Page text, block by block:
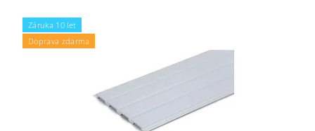
Záruka 10 let
Doprava zdarma